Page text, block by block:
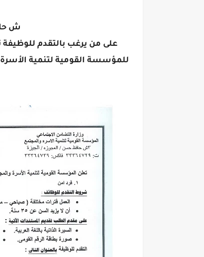
ش
على من يرغب بالتقدم